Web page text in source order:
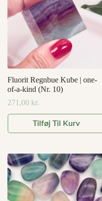
Fluorit Regnbue Kube | one-
of-a-kind (Nr. 10)
271,00 kr.
Tilføj Til Kurv